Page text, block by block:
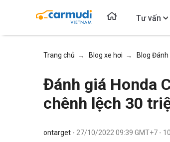
Tư vấn
Trang chủ → Blog xe hơi → Blog Đánh
Đánh giá Honda
chênh lệch 30
ontarget - 27/10/2022 09:39 GMT+7 -